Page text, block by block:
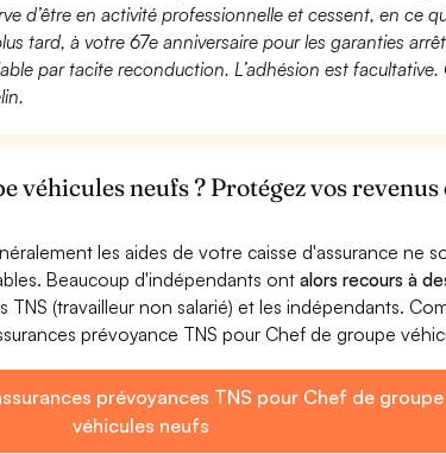
d’être en activité professionnelle et cessent, en ce
tard, à votre 67e anniversaire pour les garanties
par tacite reconduction. L’adhésion est facultative.
véhicules neufs ? Protégez vos revenus
les aides de votre caisse d'assurance ne
Beaucoup d'indépendants ontalors recours à
TNS (travailleur non salarié) et les indépendants.
prévoyance TNS pour Chef de groupe
prévoyances TNS pour Chef de groupe
véhicules neufs